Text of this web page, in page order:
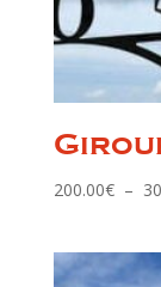
200.00€ –